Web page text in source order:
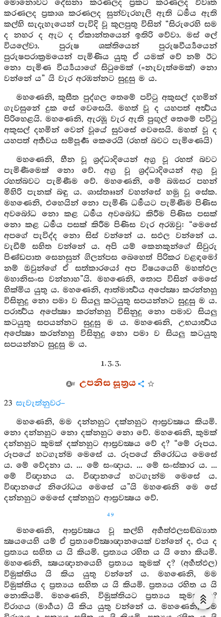
මොනොවට දේසනා කරණලද ප්‍රකට කරණලද විවෘත
කරණලද ප්‍රකාශ කරණලද සුන්වැරහැලි ඇති ධර්‍මය ඇති
කල්හි සැදැහැයෙන් පැවිදි වූ කුලපුතු විසින් “සිරුරෙහි සම
ද නහර ද ඇට ද ඒකාන්තයෙන් ඉතිරි වේවා. මස් ලේ
වියලේවා. පුරුෂ ශක්තියෙන් පුරුෂවීර්‍ය්‍යයෙන්
පුරුෂපරාක්‍රමයෙන් පැමිණිය යුතු ඒ යමක් වේ නම් ඊට
නො පැමිණ වීර්‍ය්‍යයාගේ සිටුමෙක් (=නැවැත්මෙක්) නො
වන්නේ ය” යි වැර අරඹන්නට සුදුසු ම ය.
මහණෙනි, කුසීත පුද්ගල තෙමේ පවිටු අකුසල් දහමින්
ගැවසුනේ දුක සේ වෙසෙයි. මහත් වූ ද යහපත් අර්‍ත්‍ථය
පිරිහෙළයි. මහණෙනි, ඇරඹූ වැර ඇති පුඟුල් තෙමේ පවිටු
අකුසල් දහමින් වෙන් වූයේ සුවසේ වෙසෙයි. මහත් වූ ද
යහපත් අර්‍තවය සම්පූර්‍ණ කෙරෙයි (රහත් බවට පැමිණෙයි)
මහණෙනි, හීන වූ ශ්‍රද්ධාදියෙන් අග්‍ර වූ රහත් බවට
පැමිණීමෙක් නො වේ. අග්‍ර වූ ශ්‍රද්ධාදියෙන් අග්‍ර වූ
රහත්බවට පැමිණීම වේ. මහණෙනි, මේ බඹසර පහන්
මිහිරි පැනක් බඳු ය. ශාස්තෲන් වහන්සේ හමු වූ සේක.
මහණෙනි, එහෙයින් නො පැමිණි ධර්‍මයට පැමිණීම පිණිස
අවබෝධ නො කළ ධර්‍මය අවබෝධ කිරීම පිණිස පසක්
නො කළ ධර්‍මය පසක් කිරීම පිණිස වැර අරඹවු: “මෙසේ
අපගේ පැවිද්ද නො සිස් වන්නේ ය. සඵල වන්නේ ය.
වැඩීම් සහිත වන්නේ ය. අපි යම් කෙනකුන්ගේ සිවුරු
පිණ්ඩපාත සෙනසුන් ගිලන්පස බෙහෙත් පිරිකර වළඳමෝ
නම් ඔවුන්ගේ ඒ සත්කාරයෝ අප විෂයයෙහි මහත්ඵල
මහානිසංස වන්නාහ”යි. මහණෙනි, තොප විසින් මෙසේ
හික්මිය යුතු ය. මහණෙනි, ආත්මාර්‍ත්‍ථය අපේක්‍ෂා කරන්නහු
විසිනුදු නො පමා ව සියලු කටයුතු සපයන්නට සුදුසු ම ය.
පරාර්‍ත්‍ථය අපේක්‍ෂා කරන්නහු විසිනුදු නො පමාව සියලු
කටයුතු සපයන්නට සුදුසු ම ය. මහණෙනි, උභයාර්‍ත්‍ථය
අපේක්‍ෂා කරන්නහු විසිනුදු නො පමා ව සියලු කටයුතු
සපයන්නට සුදුසු ම ය.
1. 3. 3.
උපනිස සූත්‍රය
23 සැවැත්නුවර–
මහණෙනි, මම දන්නහුට දක්නහුට ආස්‍රවක්‍ෂය කියමි.
නො දන්නහුට නො දක්නහුට නො වේ. මහණෙනි, කුමක්
දන්නහුට කුමක් දක්නහුට ආස්‍රවක්‍ෂය වේ ද? “මේ රූපය.
රූපයේ හටගැන්ම මෙසේ ය. රූපයේ නිරෝධය මෙසේ
ය. මේ වේදනා ය. ... මේ සංඥාය. ... මේ සංස්කාර ය. ...
මේ විඥානය ය. විඥානයේ හටගැන්ම මෙසේ ය.
විඥානයේ නිරෝධය මෙසේ ය”යි මහණෙනි මෙ සේ
දන්නහුට මෙසේ දක්නහුට ආස්‍රවක්‍ෂය වේ.
49
මහණෙනි, ආස්‍රවක්‍ෂය වූ කල්හි අර්‍හත්ඵලසඞ්ඛ්‍යාත
ක්‍ෂයයෙහි යම් ඒ ප්‍රත්‍යවේක්‍ෂාඥානයෙක් වන්නේ ද, එය ද
ප්‍රත්‍යය සහිත ය යි කියමි. ප්‍රත්‍යය රහිත ය යි නො කියමි.
මහණෙනි, ක්‍ෂයඥානයෙහි ප්‍රත්‍යය කුමක් ද? (අර්‍හත්ඵල)
විමුක්තිය යි කිය යුතු වන්නේ ය. මහණෙනි, මම
විමුක්තිය ද ප්‍රත්‍යය සහිත ය යි කියමි. ප්‍රත්‍යය රහිත ය යි
නොකියමි. මහණෙනි, විමුක්තියට ප්‍රත්‍යය කුමක් ද?
විරාගය (මාර්‍ගය) යි කිය යුතු වන්නේ ය. මහණෙනි, මම